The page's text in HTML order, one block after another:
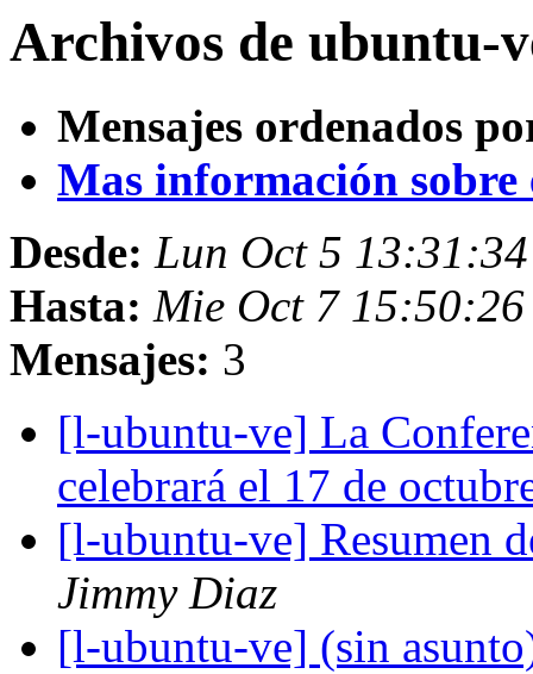
Archivos de ubuntu-
Mensajes ordenados
Mas información sobre
Desde: Lun Oct 5
Hasta: Mie Oct 7
Mensajes: 3
[l-ubuntu-ve] La
celebrará el 17 de
[l-ubuntu-ve] Resumen
Jimmy Diaz
[l-ubuntu-ve] (sin